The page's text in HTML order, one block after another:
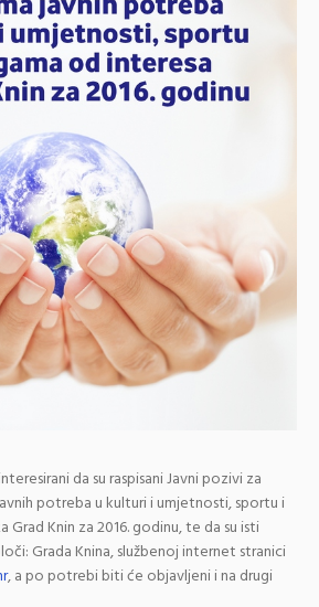
da su raspisani Javni pozivi za
potreba u kulturi i umjetnosti, sportu i
Grad Knin za 2016. godinu, te da su isti
Grada Knina, službenoj internet stranici
, a po potrebi biti će objavljeni i na drugi